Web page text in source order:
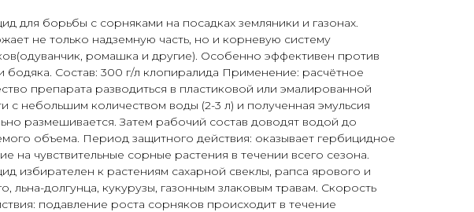
для борьбы с сорняками на посадках земляники и газонах.
не только надземную часть, но и корневую систему
ромашка и другие). Особенно эффективен против
бодяка. Состав: 300 г/л клопиралида Применение: расчётное
препарата разводиться в пластиковой или эмалированной
с небольшим количеством воды (2-3 л) и полученная эмульсия
размешивается. Затем рабочий состав доводят водой до
объема. Период защитного действия: оказывает гербицидное
на чувствительные сорные растения в течении всего сезона.
избирателен к растениям сахарной свеклы, рапса ярового и
льна-долгунца, кукурузы, газонным злаковым травам. Скорость
подавление роста сорняков происходит в течение